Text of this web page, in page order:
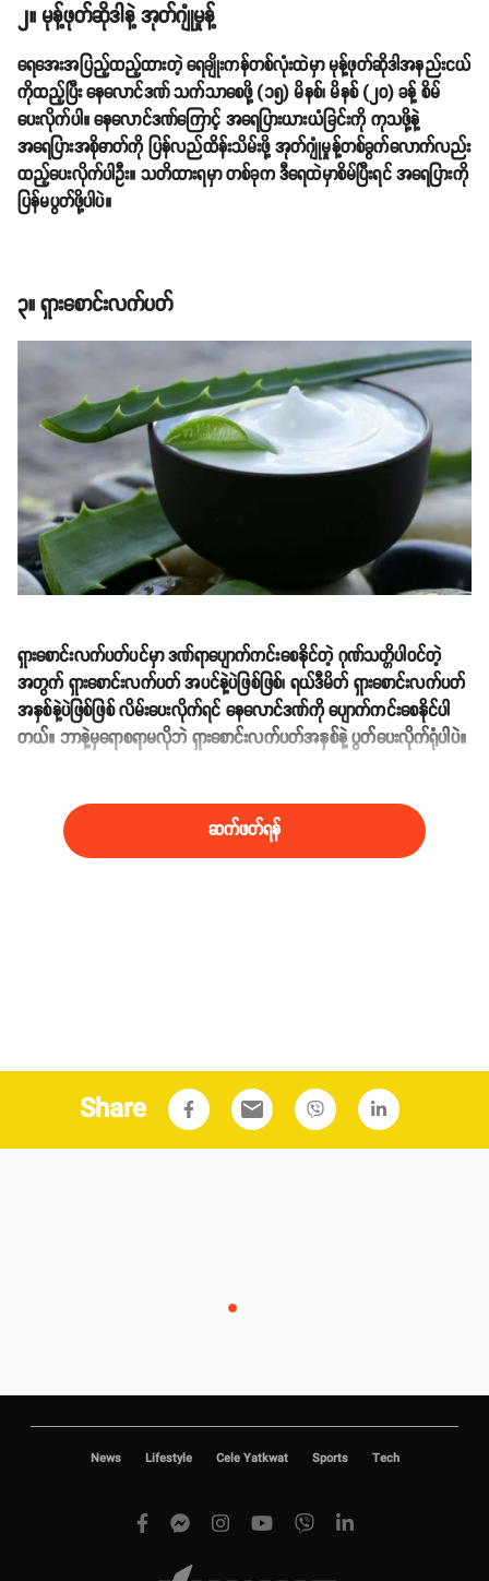
၂။ မုန့်ဖုတ်ဆိုဒါနဲ့ အုတ်ဂျုံမှုန့်
ရေအေးအပြည့်ထည့်ထားတဲ့ ရေချိုးကန်တစ်လုံးထဲမှာ မုန့်ဖုတ်ဆိုဒါအနည်းငယ်
ကိုထည့်ပြီး နေလောင်ဒဏ် သက်သာစေဖို့ (၁၅) မိနစ်၊ မိနစ် (၂၀) ခန့် စိမ်
ပေးလိုက်ပါ။ နေလောင်ဒဏ်ကြောင့် အရေပြားယားယံခြင်းကို ကုသဖို့နဲ့
အရေပြားအစိုဓာတ်ကို ပြန်လည်ထိန်းသိမ်းဖို့ အုတ်ဂျုံမှုန့်တစ်ခွက်လောက်လည်း
ထည့်ပေးလိုက်ပါဦး။ သတိထားရမှာ တစ်ခုက ဒီရေထဲမှာစိမ်ပြီးရင် အရေပြားကို
ပြန်မပွတ်ဖို့ပါပဲ။
၃။ ရှားစောင်းလက်ပတ်
ရှားစောင်းလက်ပတ်ပင်မှာ ဒဏ်ရာပျောက်ကင်းစေနိုင်တဲ့ ဂုဏ်သတ္တိပါဝင်တဲ့
အတွက် ရှားစောင်းလက်ပတ် အပင်နဲ့ပဲဖြစ်ဖြစ်၊ ရယ်ဒီမိတ် ရှားစောင်းလက်ပတ်
အနှစ်နဲ့ပဲဖြစ်ဖြစ် လိမ်းပေးလိုက်ရင် နေလောင်ဒဏ်ကို ပျောက်ကင်းစေနိုင်ပါ
တယ်။ ဘာနဲ့မှရောစရာမလိုဘဲ ရှားစောင်းလက်ပတ်အနှစ်နဲ့ ပွတ်ပေးလိုက်ရုံပါပဲ။
ဆက်ဖတ်ရန်
Share email
News Lifestyle Cele Yatkwat Sports Tech